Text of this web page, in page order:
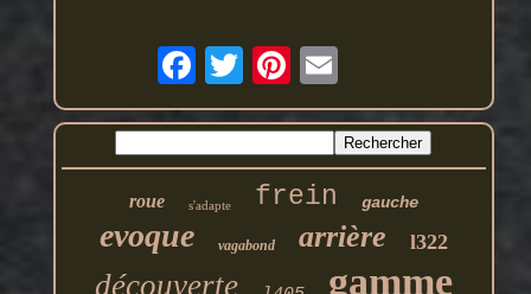
roue s'adapte frein gauche
evoque vagabond arrière l322
découverte gamme